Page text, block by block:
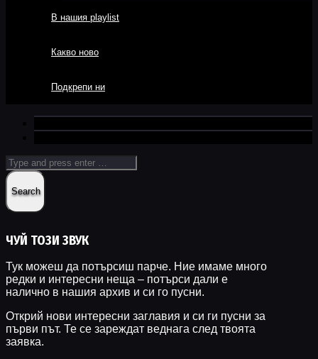
В нашия playlist
Какво ново
Подкрепи ни
ЧУЙ ТОЗИ ЗВУК
Тук можеш да потърсиш парче. Ние имаме много
редки и интересни неща – потърси дали е
налично в нашия архив и си го пусни.
Открий нови интересни заглавия и си ги пусни за
първи път. Те се зареждат веднага след твоята
заявка.